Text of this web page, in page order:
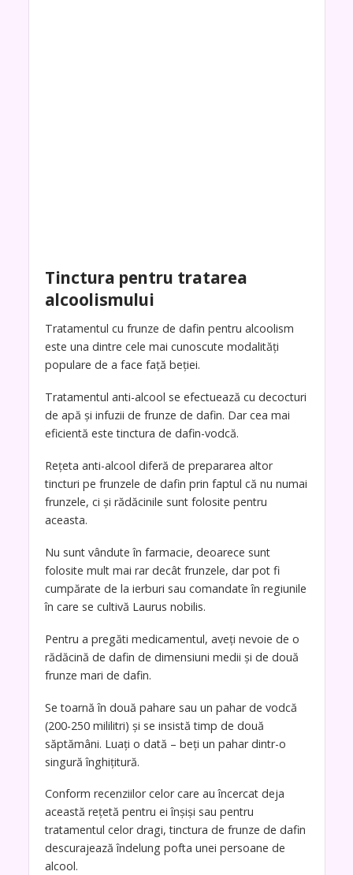
Tinctura pentru tratarea
alcoolismului
Tratamentul cu frunze de dafin pentru alcoolism
este una dintre cele mai cunoscute modalități
populare de a face față beției.
Tratamentul anti-alcool se efectuează cu decocturi
de apă și infuzii de frunze de dafin. Dar cea mai
eficientă este tinctura de dafin-vodcă.
Rețeta anti-alcool diferă de prepararea altor
tincturi pe frunzele de dafin prin faptul că nu numai
frunzele, ci și rădăcinile sunt folosite pentru
aceasta.
Nu sunt vândute în farmacie, deoarece sunt
folosite mult mai rar decât frunzele, dar pot fi
cumpărate de la ierburi sau comandate în regiunile
în care se cultivă Laurus nobilis.
Pentru a pregăti medicamentul, aveți nevoie de o
rădăcină de dafin de dimensiuni medii și de două
frunze mari de dafin.
Se toarnă în două pahare sau un pahar de vodcă
(200-250 mililitri) și se insistă timp de două
săptămâni. Luați o dată – beți un pahar dintr-o
singură înghițitură.
Conform recenziilor celor care au încercat deja
această rețetă pentru ei înșiși sau pentru
tratamentul celor dragi, tinctura de frunze de dafin
descurajează îndelung pofta unei persoane de
alcool.